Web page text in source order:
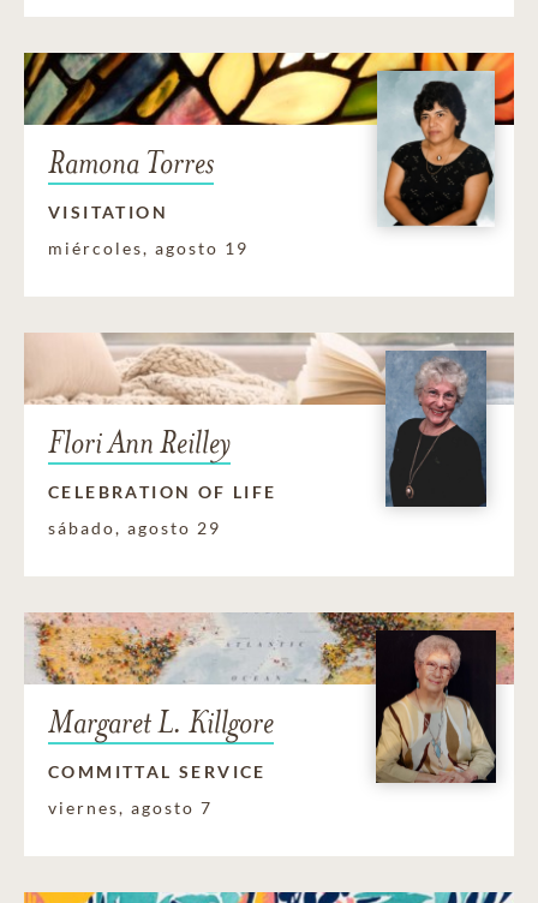
Ramona Torres
VISITATION
miércoles, agosto 19
Flori Ann Reilley
CELEBRATION OF LIFE
sábado, agosto 29
Margaret L. Killgore
COMMITTAL SERVICE
viernes, agosto 7